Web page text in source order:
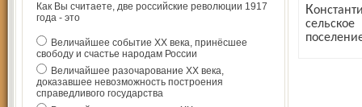
Как Вы считаете, две российские революции 1917
года - это
Величайшее событие ХХ века, принёсшее
свободу и счастье народам России
Величайшее разочарование ХХ века,
доказавшее невозможность построения
справедливого государства
Константиновское
сельское